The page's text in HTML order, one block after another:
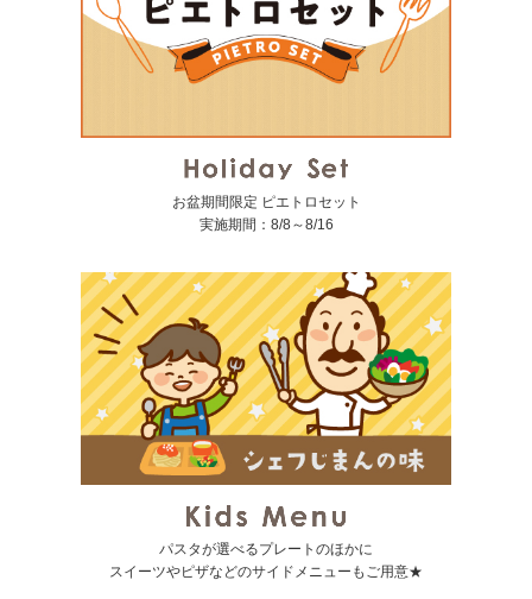
お盆期間限定 ピエトロセット
実施期間：8/8～8/16
パスタが選べるプレートのほかに
スイーツやピザなどのサイドメニューもご用意★